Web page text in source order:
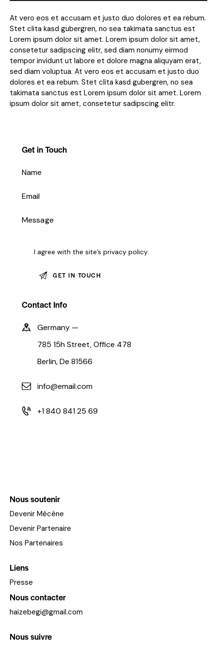
At vero eos et accusam et justo duo dolores et ea rebum.
Stet clita kasd gubergren, no sea takimata sanctus est
Lorem ipsum dolor sit amet. Lorem ipsum dolor sit amet,
consetetur sadipscing elitr, sed diam nonumy eirmod
tempor invidunt ut labore et dolore magna aliquyam erat,
sed diam voluptua. At vero eos et accusam et justo duo
dolores et ea rebum. Stet clita kasd gubergren, no sea
takimata sanctus est Lorem ipsum dolor sit amet. Lorem
ipsum dolor sit amet, consetetur sadipscing elitr.
Get in Touch
I agree with the site’sprivacy policy.
Contact Info
Germany —
785 15h Street, Office 478
Berlin, De 81566
info@email.com
+1 840 841 25 69
Nous soutenir
Devenir Mécène
Devenir Partenaire
Nos Partenaires
Liens
Presse
Nous contacter
haizebegi@gmail.com
Nous suivre